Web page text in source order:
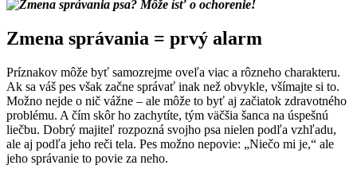
Zmena správania = prvý alarm
Príznakov môže byť samozrejme oveľa viac a rôzneho charakteru.
Ak sa váš pes však začne správať inak než obvykle, všímajte si to.
Možno nejde o nič vážne – ale môže to byť aj začiatok zdravotného
problému. A čím skôr ho zachytíte, tým väčšia šanca na úspešnú
liečbu. Dobrý majiteľ rozpozná svojho psa nielen podľa vzhľadu,
ale aj podľa jeho reči tela. Pes možno nepovie: „Niečo mi je,“ ale
jeho správanie to povie za neho.